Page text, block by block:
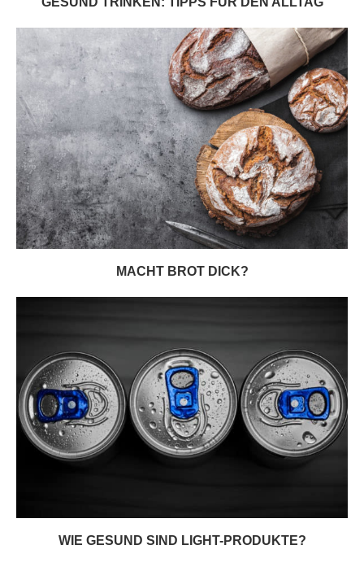
MACHT BROT DICK?
WIE GESUND SIND LIGHT-PRODUKTE?